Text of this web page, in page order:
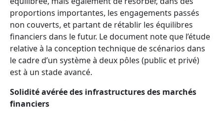
proportions importantes, les engagements passés
non couverts, et partant de rétablir les équilibres
financiers dans le futur. Le document note que l’étude
relative à la conception technique de scénarios dans
le cadre d’un système à deux pôles (public et privé)
est à un stade avancé.
Solidité avérée des infrastructures des marchés
financiers